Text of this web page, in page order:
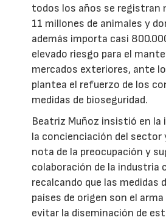
todos los años se registran
11 millones de animales y
además importa casi
elevado riesgo para el
mercados exteriores, ante
plantea el refuerzo de los
medidas de bioseguridad.
Beatriz Muñoz insistió en la
la concienciación del sector
nota de la preocupación y
colaboración de la industria
recalcando que las medidas
países de origen son el
evitar la diseminación de